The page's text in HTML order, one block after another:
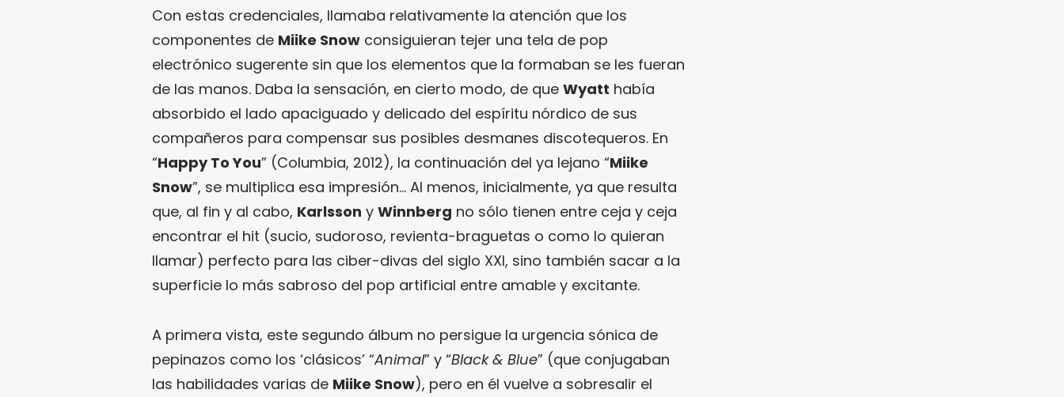
Con estas credenciales, llamaba relativamente la atención que los
componentes de Miike Snow consiguieran tejer una tela de pop
electrónico sugerente sin que los elementos que la formaban se les fueran
de las manos. Daba la sensación, en cierto modo, de que Wyatt había
absorbido el lado apaciguado y delicado del espíritu nórdico de sus
compañeros para compensar sus posibles desmanes discotequeros. En
“Happy To You” (Columbia, 2012), la continuación del ya lejano “Miike
Snow”, se multiplica esa impresión… Al menos, inicialmente, ya que resulta
que, al fin y al cabo, Karlsson y Winnberg no sólo tienen entre ceja y ceja
encontrar el hit (sucio, sudoroso, revienta-braguetas o como lo quieran
llamar) perfecto para las ciber-divas del siglo XXI, sino también sacar a la
superficie lo más sabroso del pop artificial entre amable y excitante.
A primera vista, este segundo álbum no persigue la urgencia sónica de
pepinazos como los ‘clásicos’ “Animal” y “Black & Blue” (que conjugaban
las habilidades varias de Miike Snow), pero en él vuelve a sobresalir el